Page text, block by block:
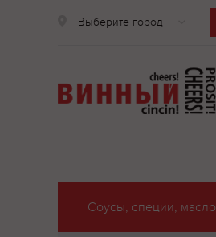
Выберите город
Соусы, специи, масло